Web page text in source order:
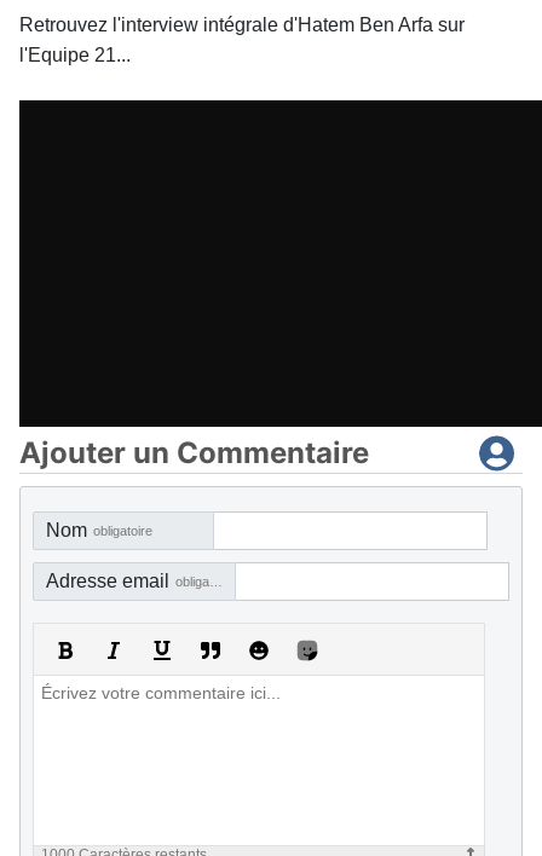
Retrouvez l'interview intégrale d'Hatem Ben Arfa sur
l'Equipe 21...
Ajouter un Commentaire
Nom obligatoire
Adresse email